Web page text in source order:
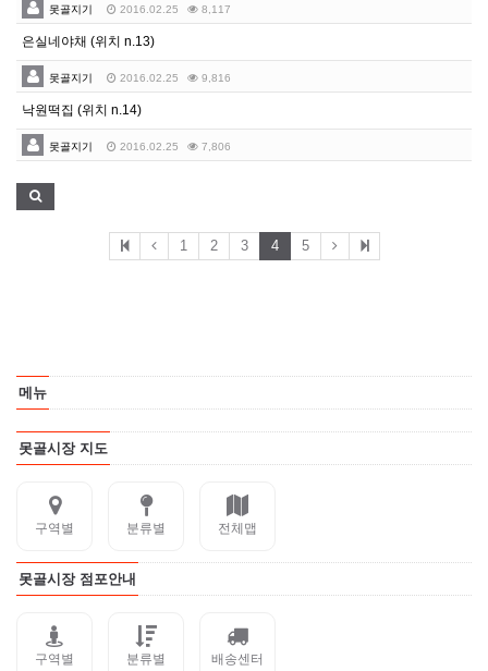
못골지기 2016.02.25 8,117
은실네야채 (위치 n.13)
못골지기 2016.02.25 9,816
낙원떡집 (위치 n.14)
못골지기 2016.02.25 7,806
1 2 3 4 5
메뉴
못골시장 지도
구역별 분류별 전체맵
못골시장 점포안내
구역별 분류별 배송센터